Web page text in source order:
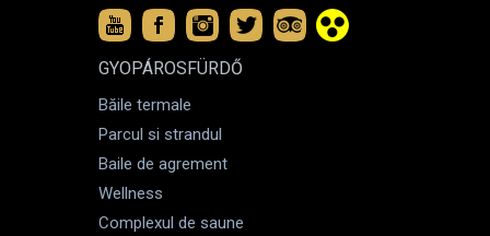
GYOPÁROSFÜRDŐ
Băile termale
Parcul si strandul
Baile de agrement
Wellness
Complexul de saune